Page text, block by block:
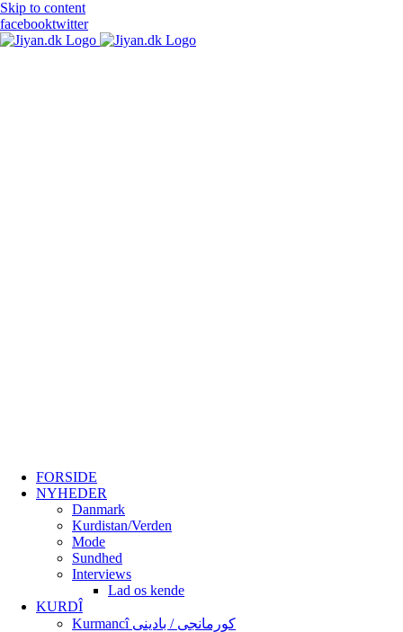
Skip to content
facebooktwitter
FORSIDE
NYHEDER
Danmark
Kurdistan/Verden
Mode
Sundhed
Interviews
Lad os kende
KURDÎ
Kurmancî کورمانجی / بادینی